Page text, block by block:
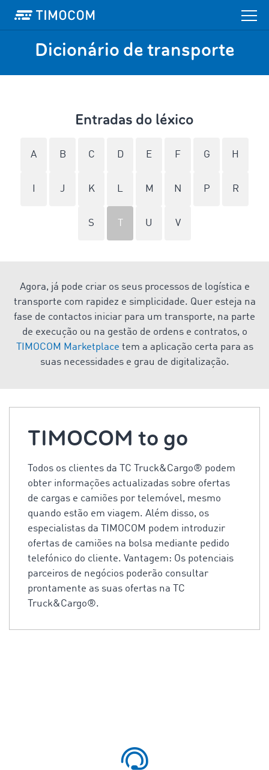
Dicionário de transporte
Entradas do léxico
A B C D E F G H
J K L M N P R
S U V
Agora, já pode criar os seus processos de logística e
transporte com rapidez e simplicidade. Quer esteja na
fase de contactos iniciar para um transporte, na parte
de execução ou na gestão de ordens e contratos, o
TIMOCOM Marketplace tem a aplicação certa para as
suas necessidades e grau de digitalização.
TIMOCOM to go
Todos os clientes da TC Truck&Cargo® podem
obter informações actualizadas sobre ofertas
de cargas e camiões por telemóvel, mesmo
quando estão em viagem. Além disso, os
especialistas da TIMOCOM podem introduzir
ofertas de camiões na bolsa mediante pedido
telefónico do cliente. Vantagem: Os potenciais
parceiros de negócios poderão consultar
prontamente as suas ofertas na TC
Truck&Cargo®.